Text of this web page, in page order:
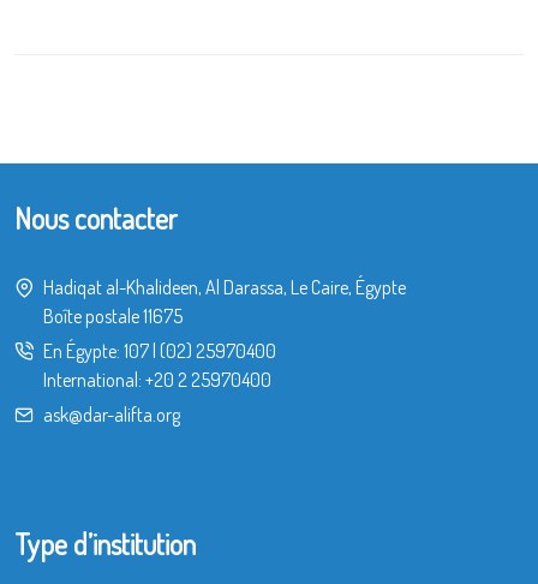
Nous contacter
Hadiqat al-Khalideen, Al Darassa, Le Caire, Égypte
Boîte postale 11675
En Égypte: 107| (02) 25970400
International: +20 2 25970400
ask@dar-alifta.org
Type d’institution